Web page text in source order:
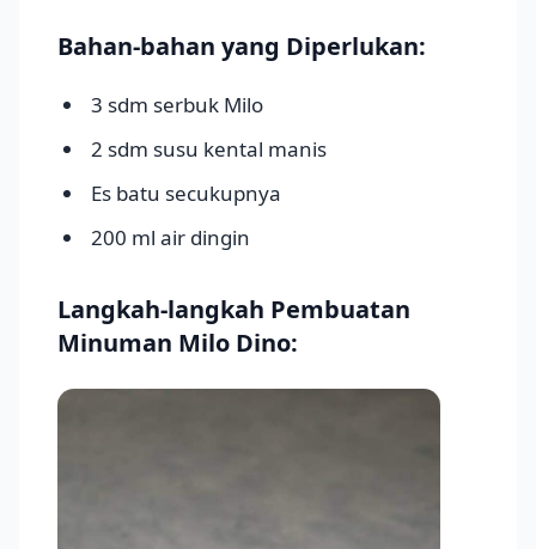
Bahan-bahan yang Diperlukan:
3 sdm serbuk Milo
2 sdm susu kental manis
Es batu secukupnya
200 ml air dingin
Langkah-langkah Pembuatan
Minuman Milo Dino: